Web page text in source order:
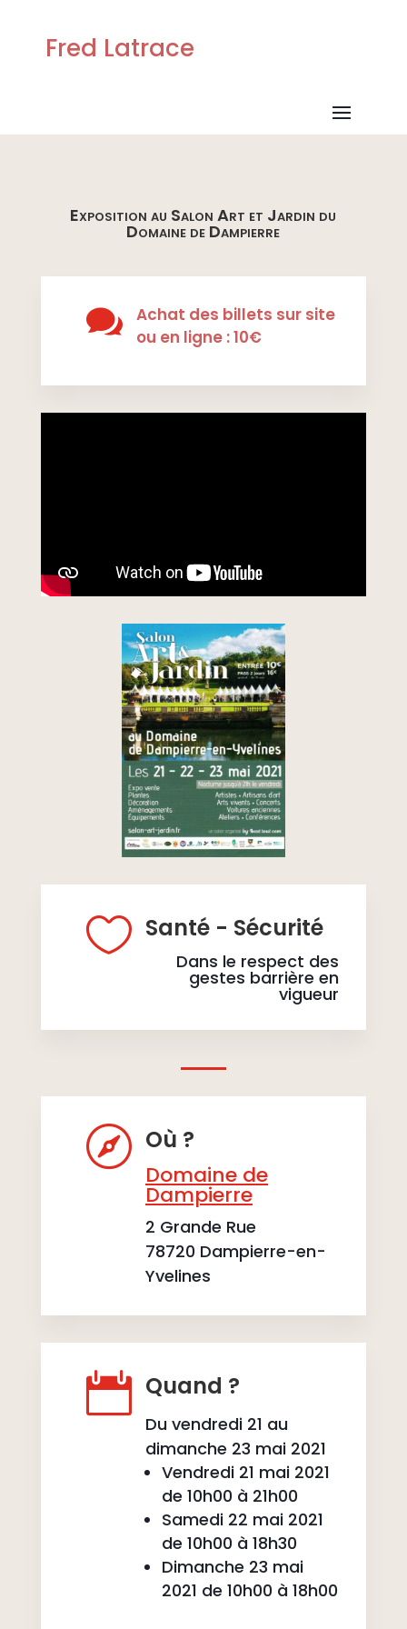
Fred Latrace
Exposition au Salon Art et Jardin du
Domaine de Dampierre

Achat des billets sur site
ou en ligne : 10€
 Santé - Sécurité
Dans le respect des
gestes barrière en
vigueur
 Où ?
Domaine de
Dampierre
2 Grande Rue
78720 Dampierre-en-
Yvelines
 Quand ?
Du vendredi 21 au
dimanche 23 mai 2021
Vendredi 21 mai 2021
de 10h00 à 21h00
Samedi 22 mai 2021
de 10h00 à 18h30
Dimanche 23 mai
2021 de 10h00 à 18h00